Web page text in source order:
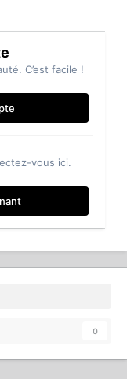
C’est facile !
vous ici.
0